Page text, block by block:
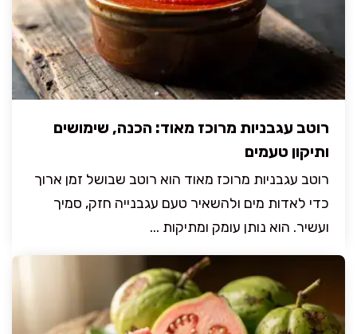
רוטב עגבניות מרוכז מאוד: הכנה, שימושים
ותיקון טעמים
רוטב עגבניות מרוכז מאוד הוא רוטב שבושל זמן ארוך
כדי לאדות מים ולהשאיר טעם עגבנייה חזק, סמיך
ועשיר. הוא נותן עומק ומתיקות ...